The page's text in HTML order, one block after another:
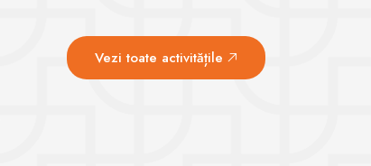
Vezi toate activitățile